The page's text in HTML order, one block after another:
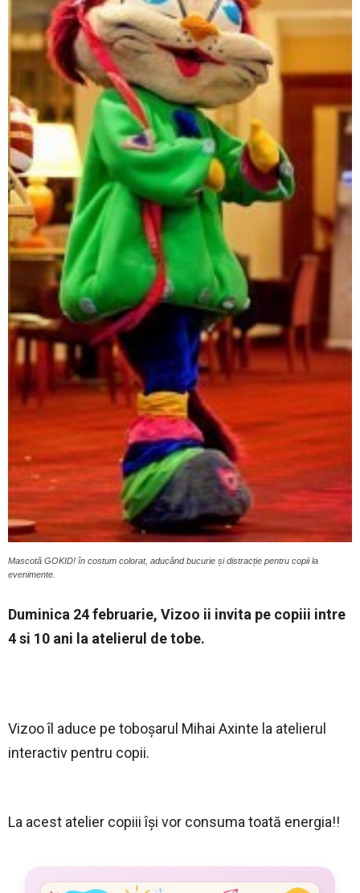
Mascotă GOKID! în costum colorat, aducând bucurie și distracție pentru copii la
evenimente.
Duminica 24 februarie, Vizoo ii invita pe copiii intre
4 si 10 ani la atelierul de tobe.
Vizoo îl aduce pe toboșarul Mihai Axinte la atelierul
interactiv pentru copii.
La acest atelier copiii își vor consuma toată energia!!